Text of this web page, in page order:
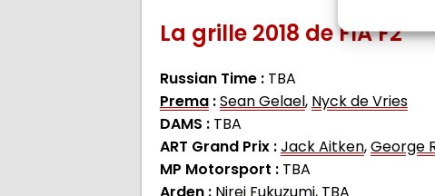
La grille 2018 de FIA F2
Russian Time : TBA
Prema:Sean Gelael, Nyck de Vries
DAMS :TBA
ART Grand Prix :Jack Aitken,George
MP Motorsport :TBA
Arden : Nirei Fukuzumi, TBA